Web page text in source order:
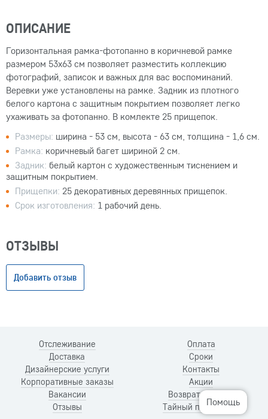
Помощь
ОПИСАНИЕ
Горизонтальная рамка-фотопанно в коричневой рамке
размером 53х63 см позволяет разместить коллекцию
фотографий, записок и важных для вас воспоминаний.
Веревки уже установлены на рамке. Задник из плотного
белого картона с защитным покрытием позволяет легко
ухаживать за фотопанно. В комлекте 25 прищепок.
Размеры: ширина - 53 см, высота - 63 см, толщина - 1,6 см.
Рамка: коричневый багет шириной 2 см.
Задник: белый картон с художественным тиснением и
защитным покрытием.
Прищепки: 25 декоративных деревянных прищепок.
Срок изготовления: 1 рабочий день.
ОТЗЫВЫ
Добавить отзыв
Отслеживание
Доставка
Оплата
Сроки
Дизайнерские услуги
Корпоративные заказы
Контакты
Акции
Вакансии
Отзывы
Возврат и обмен
Тайный покупатель